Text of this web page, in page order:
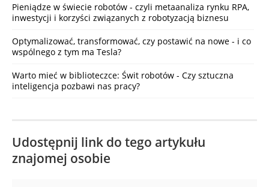
Pieniądze w świecie robotów - czyli metaanaliza rynku RPA,
inwestycji i korzyści związanych z robotyzacją biznesu
Optymalizować, transformować, czy postawić na nowe - i co
wspólnego z tym ma Tesla?
Warto mieć w biblioteczce: Świt robotów - Czy sztuczna
inteligencja pozbawi nas pracy?
Udostępnij link do tego artykułu
znajomej osobie